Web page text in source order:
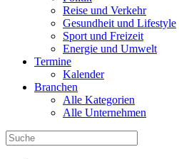
Reise und Verkehr
Gesundheit und Lifestyle
Sport und Freizeit
Energie und Umwelt
Termine
Kalender
Branchen
Alle Kategorien
Alle Unternehmen